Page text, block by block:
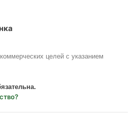
целей с указанием